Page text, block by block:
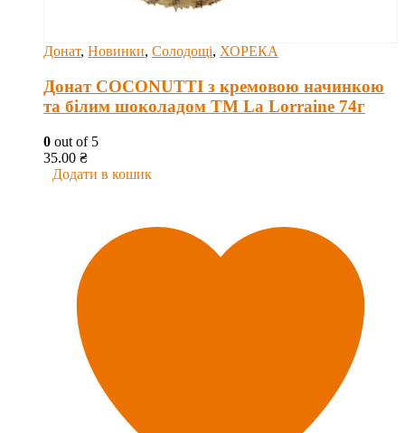
Донат, Новинки, Солодощі, ХОРЕКА
Донат COCONUTTI з кремовою начинкою
та білим шоколадом ТМ La Lorraine 74г
0 out of 5
35.00 ₴
Додати в кошик